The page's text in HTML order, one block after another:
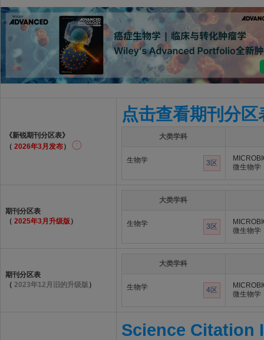
《新锐期刊分区表》
（ 2026年3月发布）
点击查看期刊分区
大类学科
生物学 3区
微生物学
期刊分区表
（ 2025年3月升级版 ）
大类学科
生物学 3区
微生物学
期刊分区表
（ 2023年12月旧的升级版 ）
大类学科
生物学 4区
微生物学
Science Citation